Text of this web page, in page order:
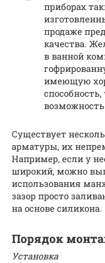
приборах
продаже
качества.
в ванной
имеющую
Существует
арматуры, их
Например, если у
широкий, можно
использования
зазор просто
на основе силикона.
Порядок
Установка